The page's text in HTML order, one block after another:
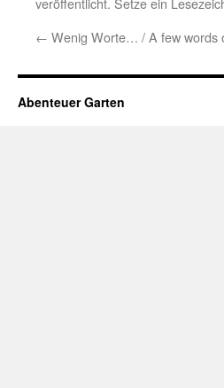
← Wenig Worte… / A few words
Abenteuer Garten